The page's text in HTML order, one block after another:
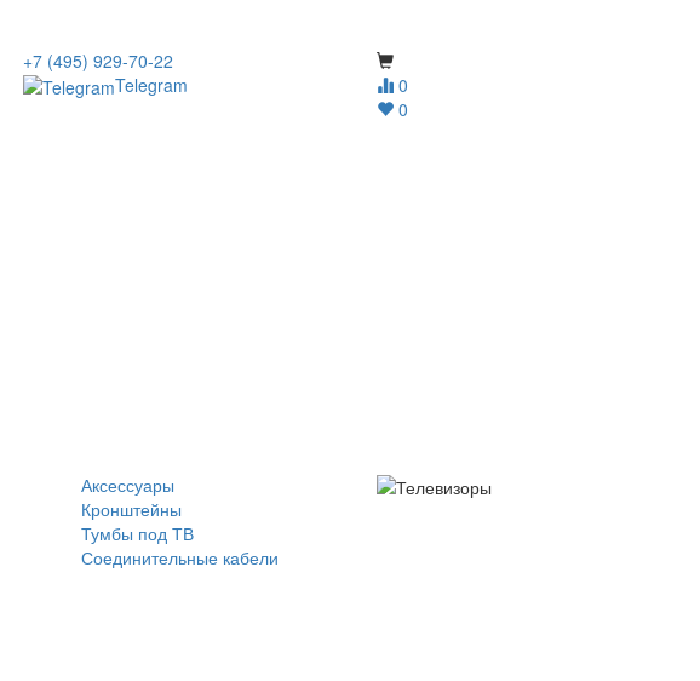
0
0
+7 (495) 929-70-22
Telegram
Аксессуары
Кронштейны
Тумбы под ТВ
Соединительные кабели